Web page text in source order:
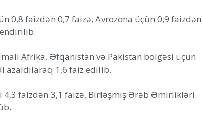
0,8 faizdən 0,7 faizə, Avrozona üçün 0,9 faizdən
Afrika, Əfqanıstan və Pakistan bölgəsi üçün
azaldılaraq 1,6 faiz edilib.
faizdən 3,1 faizə, Birləşmiş Ərəb Əmirlikləri